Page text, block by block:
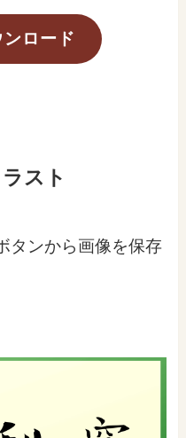
ロード
スト
タンから画像を保存